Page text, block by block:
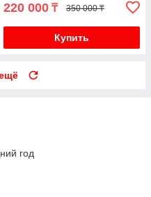
220 000 ₸ 350 000 ₸
Купить
год